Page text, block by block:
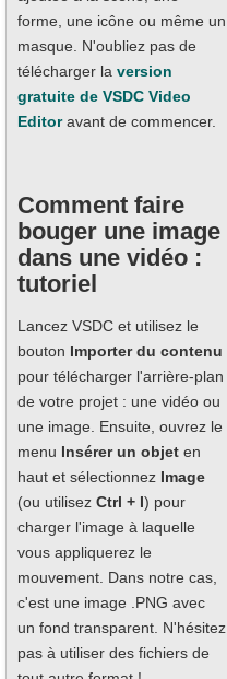
forme, une icône ou même un
masque. N'oubliez pas de
télécharger la version
gratuite de VSDC Video
Editoravant de commencer.
Comment faire
bouger une image
dans une vidéo :
tutoriel
Lancez VSDC et utilisez le
bouton Importer du contenu
pour télécharger l'arrière-plan
de votre projet : une vidéo ou
une image. Ensuite, ouvrez le
menu Insérer un objet en
haut et sélectionnez Image
(ou utilisez Ctrl + I) pour
charger l'image à laquelle
vous appliquerez le
mouvement. Dans notre cas,
c'est une image .PNG avec
un fond transparent. N'hésitez
pas à utiliser des fichiers de